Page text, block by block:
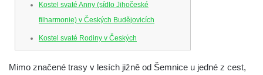
Kostel svaté Anny (sídlo Jihočeské
filharmonie) v Českých Budějovicích
Kostel svaté Rodiny v Českých
Budějovicích
Kostel Obětování Panny Marie u kláštera
Mimo značené trasy v lesích jižně od Šemnice u jedné z cest,